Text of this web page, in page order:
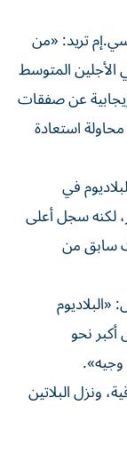
تريد: «من
الأجلين المتوسط
عن صفقات
استعادة
في
0.8% إلى 1005.11 دولار، لكنه سجل أعلى
سابق من
نحو
دولار للأوقية، ونزل البلاتين